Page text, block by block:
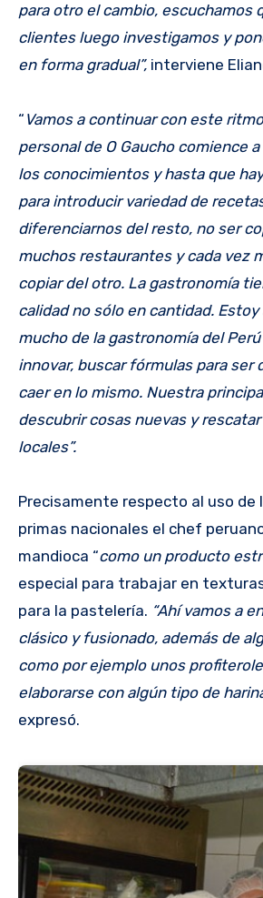
para otro el cambio, escuchamos
clientes luego investigamos y
en forma gradual”, interviene
“ Vamos a continuar con este
personal de O Gaucho comience
los conocimientos y hasta que
para introducir variedad de
diferenciarnos del resto, no ser
muchos restaurantes y cada vez
copiar del otro. La gastronomía
calidad no sólo en cantidad.
mucho de la gastronomía del
innovar, buscar fórmulas para ser
caer en lo mismo. Nuestra
descubrir cosas nuevas y
locales”.
Precisamente respecto al uso de
primas nacionales el chef
mandioca “como un producto
especial para trabajar en
para la pastelería. “Ahí vamos a
clásico y fusionado, además de
como por ejemplo unos
elaborarse con algún tipo de
expresó.